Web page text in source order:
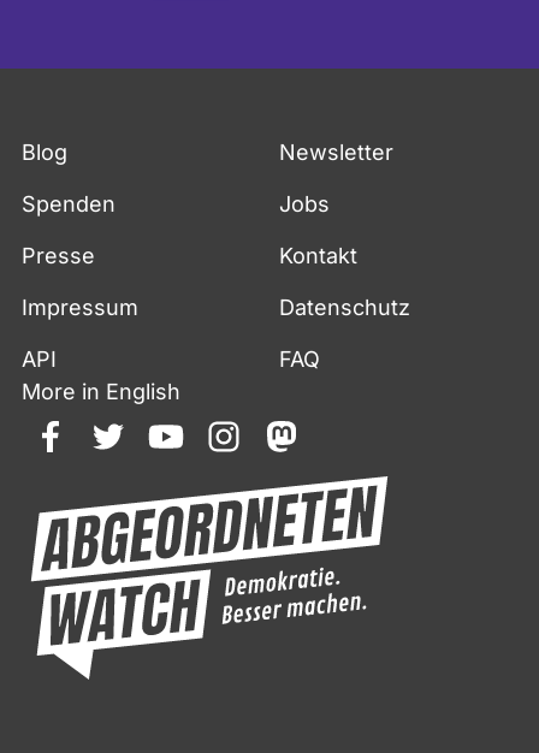
Blog Newsletter
Spenden Jobs
Presse Kontakt
Impressum Datenschutz
API
FAQ
More in English
facebooktwitteryoutubeinstagrammastodon